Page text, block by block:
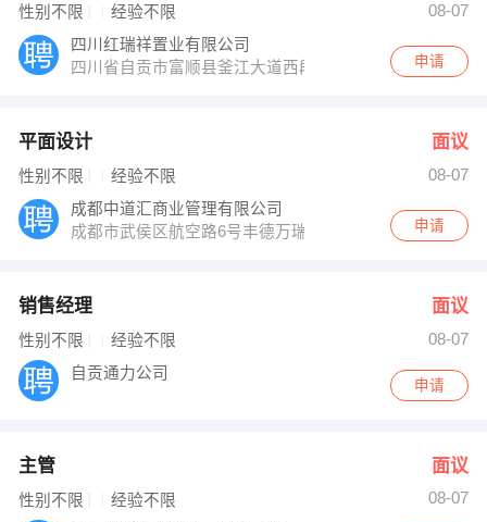
发布 [质控部主管 ] 招聘信息
【四川萃鸟到家科技有限公司】 强势入驻
性别不限 经验不限
08-07
四川红瑞祥置业有限公司
四川省自贡市富顺县釜江大道西段
申请
平面设计 面议
性别不限 经验不限
08-07
成都中道汇商业管理有限公司
成都市武侯区航空路6号丰德万瑞中心B座1106室申请
销售经理 面议
性别不限 经验不限
08-07
自贡通力公司
申请
主管 面议
性别不限 经验不限
08-07